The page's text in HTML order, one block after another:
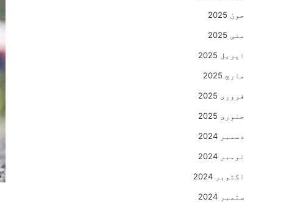
جون 2025
مئی 2025
اپریل 2025
مارچ 2025
فروری 2025
جنوری 2025
دسمبر 2024
نومبر 2024
اکتوبر 2024
ستمبر 2024